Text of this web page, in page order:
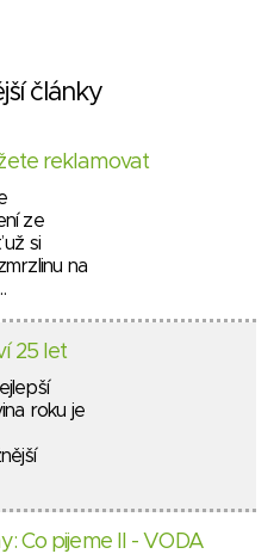
články
reklamovat
ze
už si
na
25 let
roku je
Co pijeme II - VODA